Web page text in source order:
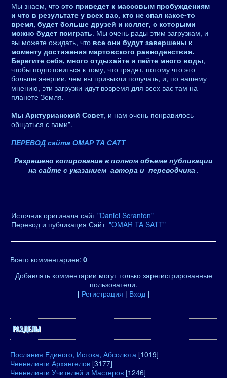
Мы знаем, что это приведет к массовым пробуждениям
и что в результате у всех вас, кто не спал какое-то
время, будет больше друзей и коллег, с которыми
можно будет поиграть. Мы очень рады этим загрузкам, и
вы можете ожидать, что все они будут завершены к
моменту достижения мартовского равноденствия.
Берегите себя, много отдыхайте и пейте много воды,
чтобы подготовиться к тому, что грядет, потому что это
больше энергии, чем вы привыкли получать, и, по нашему
мнению, эти загрузки идут вовремя для всех вас там на
планете Земля.
Мы Арктурианский Совет, и нам очень понравилось
общаться с вами".
ПЕРЕВОД сайта ОМАР ТА САТТ
Разрешено копирование в полном объеме публикации
на сайте с указанием автора и переводчика .
Источник оригинала сайт"Daniel Scranton"
Перевод и публикация Сайт "OMAR TA SATT"
Всего комментариев: 0
Добавлять комментарии могут только зарегистрированные
пользователи.
[ Регистрация | Вход ]
РАЗДЕЛЫ
Послания Единого, Истока, Абсолюта [1019]
Ченнелинги Архангелов [3177]
Ченнелинги Учителей и Мастеров [1246]